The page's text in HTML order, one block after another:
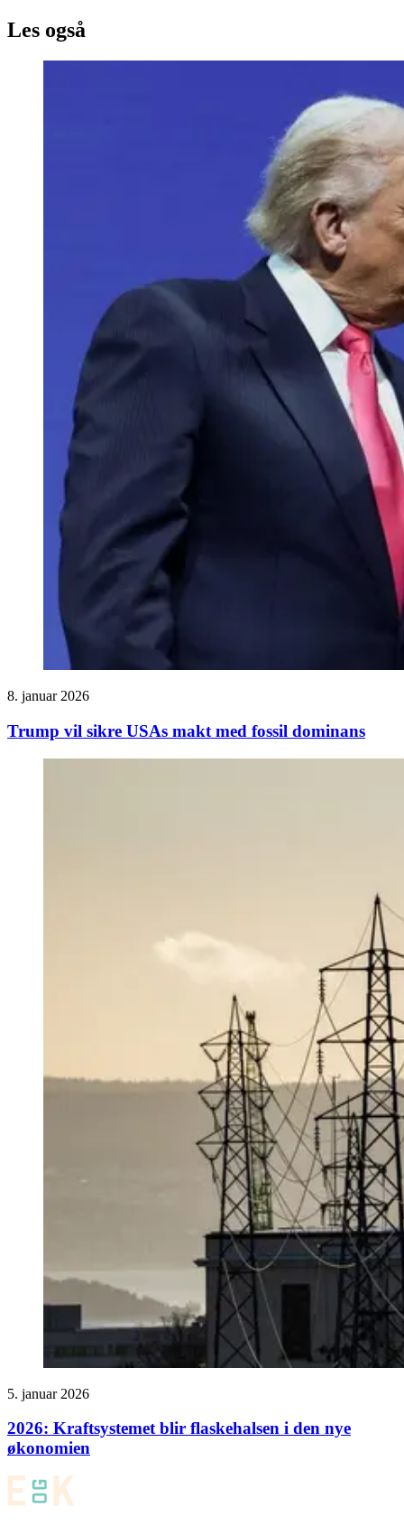
Les også
8. januar 2026
Trump vil sikre USAs makt med fossil dominans
5. januar 2026
2026: Kraftsystemet blir flaskehalsen i den nye
økonomien